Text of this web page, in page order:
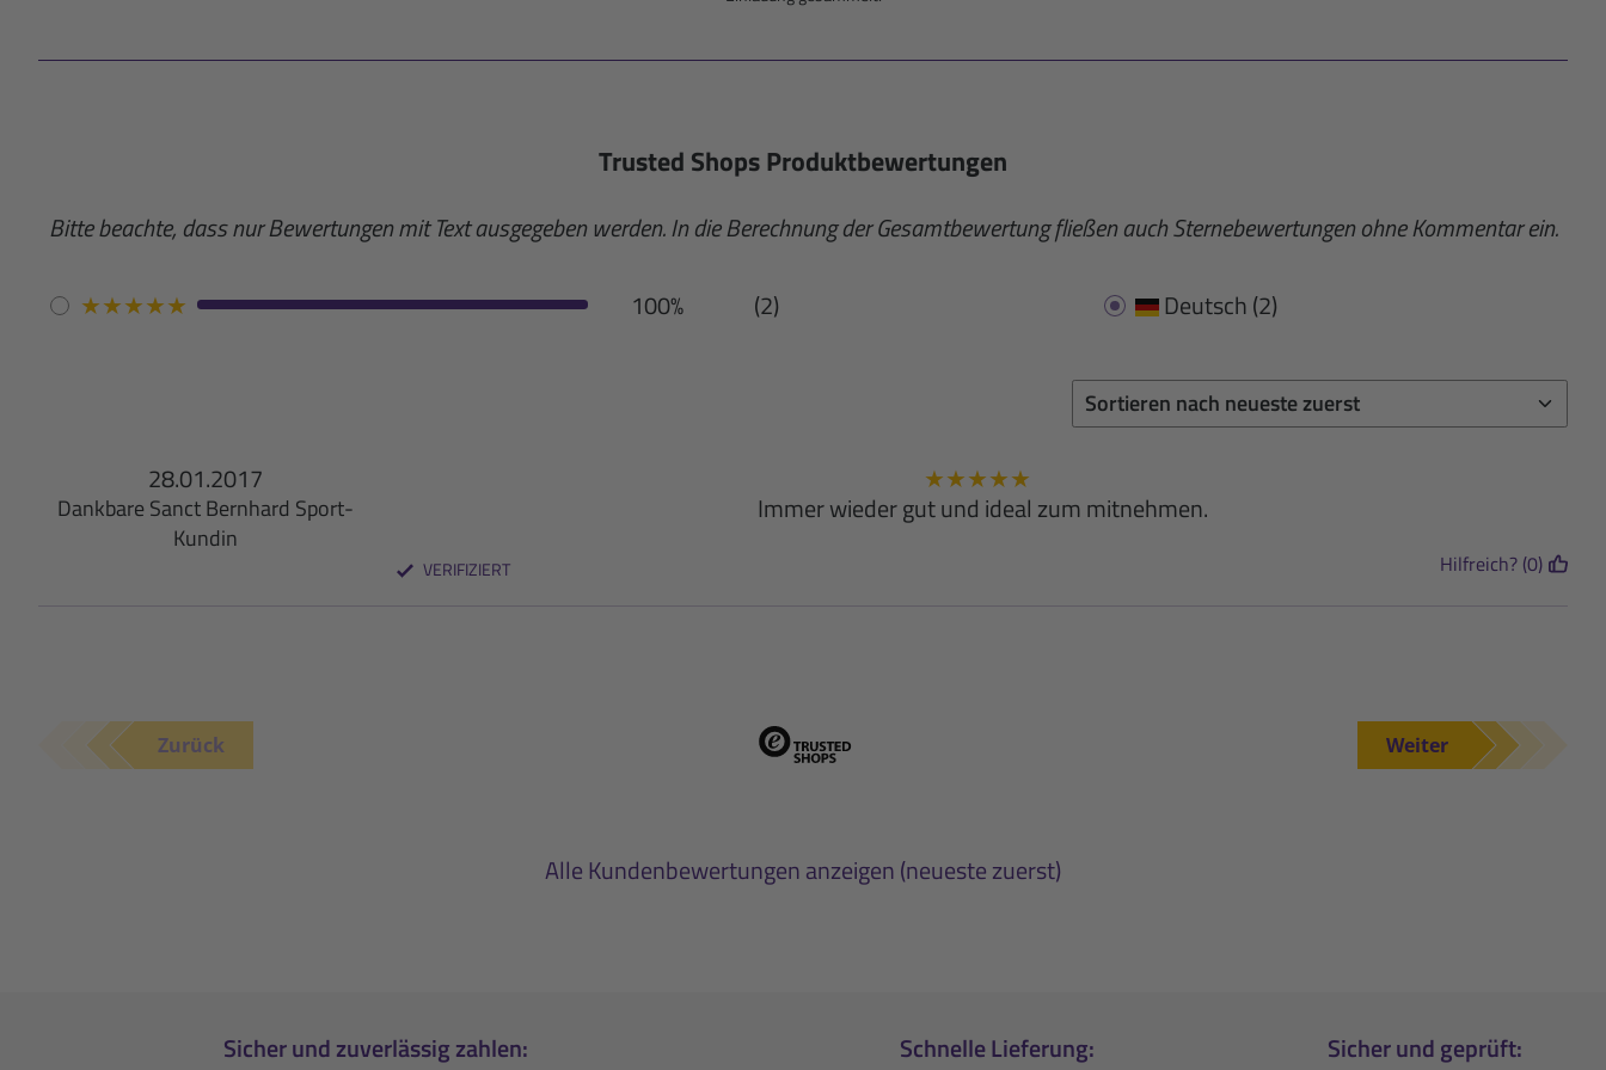
Trusted Shops Produktbewertungen
Bitte beachte, dass nur Bewertungen mit Text ausgegeben werden. In die Berechnung der Gesamtbewertung fließen auch Sternebewertungen ohne Kommentar ein.
★★★★★ 100% (2) Deutsch(2)
28.01.2017
Dankbare Sanct Bernhard Sport-
Kundin
★★★★★
Immer wieder gut und ideal zum mitnehmen.
VERIFIZIERT Hilfreich? (0)
Zurück Weiter
Alle Kundenbewertungen anzeigen (neueste zuerst)
Sicher und zuverlässig zahlen: Schnelle Lieferung: Sicher und geprüft: